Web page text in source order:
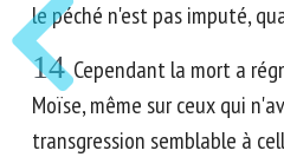
le péché n'est pas imputé,
14 Cependant la mort a
Moïse, même sur ceux qui
transgression semblable à